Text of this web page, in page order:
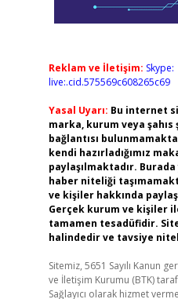
Reklam ve İletişim: Skype:
live:.cid.575569c608265c69
Yasal Uyarı: Bu internet
marka, kurum veya
bağlantısı
kendi hazırladığımız
paylaşılmaktadır.
haber niteliği
ve kişiler hakkında
Gerçek kurum ve kişiler
tamamen tesadüfidir.
halindedir ve tavsiye
Sitemiz, 5651 Sayılı Kanun
ve İletişim Kurumu (BTK)
Sağlayıcı olarak hizmet